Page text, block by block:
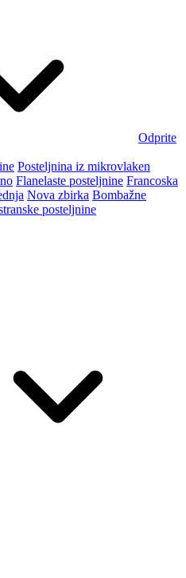
Odprite
Posteljnina iz mikrovlaken
Flanelaste posteljnine Francoska
Nova zbirka Bombažne
posteljnine